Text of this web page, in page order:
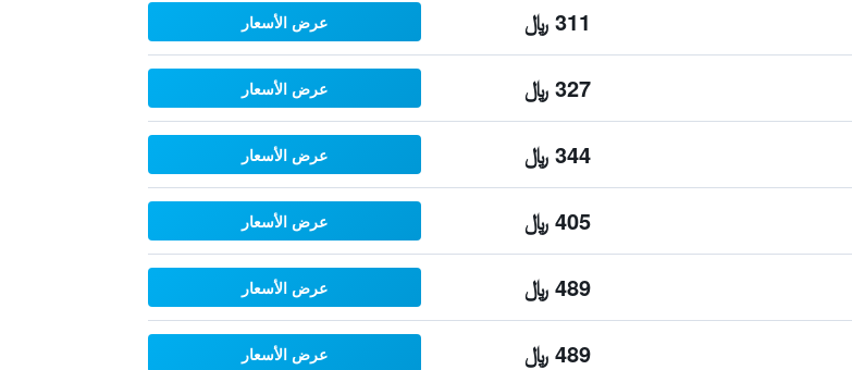
311 ﷼ عرض الأسعار
327 ﷼ عرض الأسعار
344 ﷼ عرض الأسعار
405 ﷼ عرض الأسعار
489 ﷼ عرض الأسعار
489 ﷼ عرض الأسعار